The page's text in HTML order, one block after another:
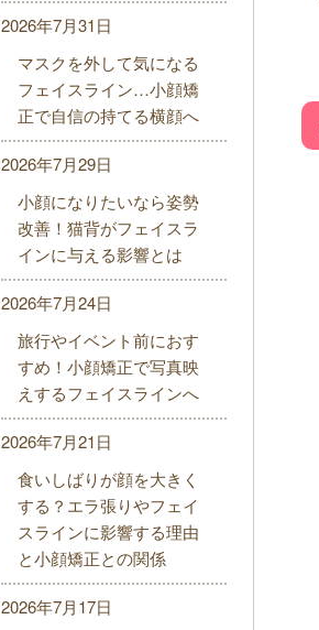
マスクを外して気になる
フェイスライン…小顔矯
正で自信の持てる横顔へ
2026年7月31日
小顔になりたいなら姿勢
改善！猫背がフェイスラ
インに与える影響とは
2026年7月29日
旅行やイベント前におす
すめ！小顔矯正で写真映
えするフェイスラインへ
2026年7月24日
食いしばりが顔を大きく
する？エラ張りやフェイ
スラインに影響する理由
と小顔矯正との関係
2026年7月21日
2026年7月17日